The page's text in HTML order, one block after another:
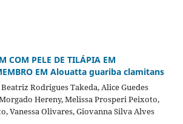
COM PELE DE TILÁPIA EM
EM Alouatta guariba clamitans
Rodrigues Takeda, Alice Guedes
Hereny, Melissa Prosperi Peixoto,
Vanessa Olivares, Giovanna Silva Alves